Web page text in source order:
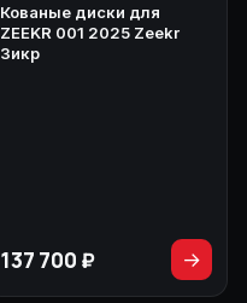
Кованые диски для
ZEEKR 001 2025 Zeekr
Зикр
137 700 ₽ →